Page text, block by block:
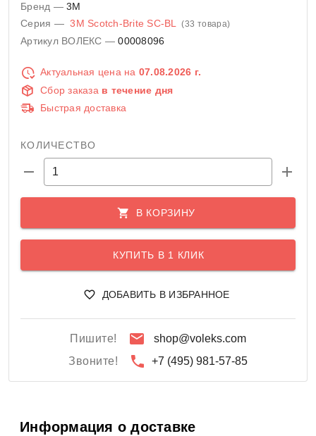
Бренд — 3M
Серия — 3M Scotch-Brite SC-BL (33 товара)
Артикул ВОЛЕКС —00008096
Актуальная цена на 07.08.2026 г.
Сбор заказа в течение дня
Быстрая доставка
КОЛИЧЕСТВО
В КОРЗИНУ
КУПИТЬ В 1 КЛИК
ДОБАВИТЬ В ИЗБРАННОЕ
Пишите!
shop@voleks.com
Звоните!
+7 (495) 981-57-85
Информация о доставке